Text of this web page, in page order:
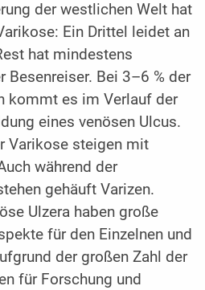
der westlichen Welt hat
Ein Drittel leidet an
hat mindestens
Besenreiser. Bei 3–6 % der
kommt es im Verlauf der
eines venösen Ulcus.
Varikose steigen mit
während der
gehäuft Varizen.
Ulzera haben große
für den Einzelnen und
der großen Zahl der
für Forschung und